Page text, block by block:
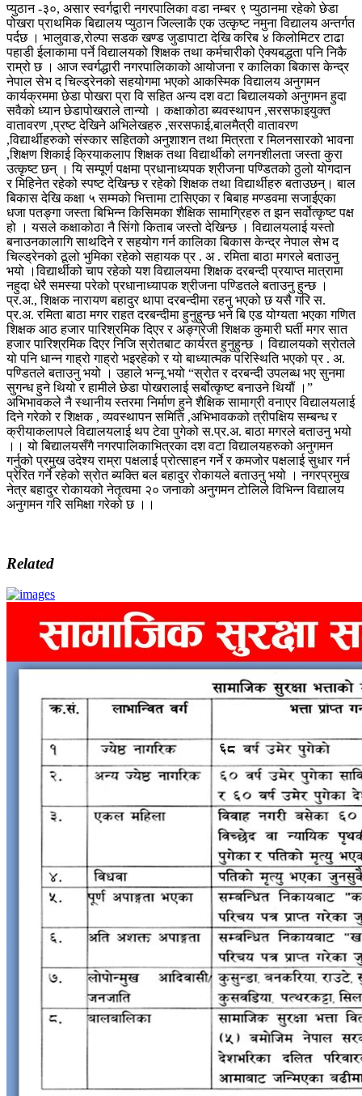
प्युठान -३०, असार स्वर्गद्वारी नगरपालिका वडा नम्बर ९ प्युठानमा रहेको छेडा
पोखरा प्राथमिक बिद्यालय प्युठान जिल्लाकै एक उत्कृष्ट नमुना विद्यालय अन्तर्गत
पर्दछ । भालुवाङ,रोल्पा सडक खण्ड जुडापाटा देखि करिब ४ किलोमिटर टाढा
पहाडी ईलाकामा पर्ने विद्यालयको शिक्षक तथा कर्मचारीको ऐक्यबद्धता पनि निकै
राम्रो छ । आज स्वर्गद्धारी नगरपालिकाको आयोजना र कालिका बिकास केन्द्र
नेपाल सेभ द चिल्ड्रेनको सहयोगमा भएको आकस्मिक विद्यालय अनुगमन
कार्यक्रममा छेडा पोखरा प्रा वि सहित अन्य दश वटा बिद्यालयको अनुगमन हुदा
सवैको ध्यान छेडापोखराले तान्यो । कक्षाकोठा ब्यवस्थापन ,सरसफाइयुक्त
वातावरण ,प्रष्ट देखिने अभिलेखहरु ,सरसफाई,बालमैत्री वातावरण
,विद्यार्थीहरुको संस्कार सहितको अनुशाशन तथा मित्रता र मिलनसारको भावना
,शिक्षण शिकाई क्रियाकलाप शिक्षक तथा विद्यार्थीको लगनशीलता जस्ता कुरा
उत्कृष्ट छन् । यि सम्पूर्ण पक्षमा प्रधानाध्यपक श्रीजना पण्डितको ठुलो योगदान
र मिहिनेत रहेको स्पष्ट देखिन्छ र रहेको शिक्षक तथा विद्यार्थीहरु बताउछन्। बाल
बिकास देखि कक्षा ५ सम्मको भित्तामा टासिएका र बिबाह मण्डवमा सजाईएका
धजा पतङ्गा जस्ता बिभिन्न किसिमका शैक्षिक सामाग्रिहरु त झन सर्वोत्कृष्ट पक्ष
हो । यसले कक्षाकोठा नै सिंगो किताब जस्तो देखिन्छ । विद्यालयलाई यस्तो
बनाउनकालागि साथदिने र सहयोग गर्न कालिका बिकास केन्द्र नेपाल सेभ द
चिल्ड्रेनको ठूलो भुमिका रहेको सहायक प्र . अ . रमिता बाठा मगरले बताउनु
भयो ।विद्यार्थीको चाप रहेको यश विद्यालयमा शिक्षक दरबन्दी प्रयाप्त मात्रामा
नहुदा धेरै समस्या परेको प्रधानाध्यापक श्रीजना पण्डितले बताउनु हुन्छ ।
प्र.अ., शिक्षक नारायण बहादुर थापा दरबन्दीमा रहनु भएको छ यसै गरि स.
प्र.अ. रमिता बाठा मगर राहत दरबन्दीमा हुनुहुन्छ भने बि एड योग्यता भएका गणित
शिक्षक आठ हजार पारिश्रमिक दिएर र अङ्ग्रेजी शिक्षक कुमारी घर्ती मगर सात
हजार पारिश्रमिक दिएर निजि स्रोतबाट कार्यरत हुनुहुन्छ । विद्यालयको स्रोतले
यो पनि धान्न गाह्रो गाह्रो भइरहेको र यो बाध्यात्मक परिस्थिति भएको प्र . अ.
पण्डितले बताउनु भयो । उहाले भन्नू भयो “स्रोत र दरबन्दी उपलब्ध भए सुनमा
सुगन्ध हुने थियो र हामीले छेडा पोखरालाई सर्बोत्कृष्ट बनाउने थियौं ।”
अभिभावकले नै स्थानीय स्तरमा निर्माण हुने शैक्षिक सामाग्री वनाएर विद्यालयलाई
दिने गरेको र शिक्षक , व्यवस्थापन समिति ,अभिभावकको त्रीपक्षिय सम्बन्ध र
क्रीयाकलापले विद्यालयलाई थप टेवा पुगेको स.प्र.अ. बाठा मगरले बताउनु भयो
।। यो बिद्यालयसँगै नगरपालिकाभित्रका दश वटा विद्यालयहरुको अनुगमन
गर्नुको प्रमुख उदेश्य राम्रा पक्षलाई प्रोत्साहन गर्ने र कमजोर पक्षलाई सुधार गर्न
प्रेरित गर्ने रहेको स्रोत ब्यक्ति बल बहादुर रोकायले बताउनु भयो । नगरप्रमुख
नेत्र बहादुर रोकायको नेतृत्वमा २० जनाको अनुगमन टोलिले विभिन्न विद्यालय
अनुगमन गरि समिक्षा गरेको छ ।।
Related